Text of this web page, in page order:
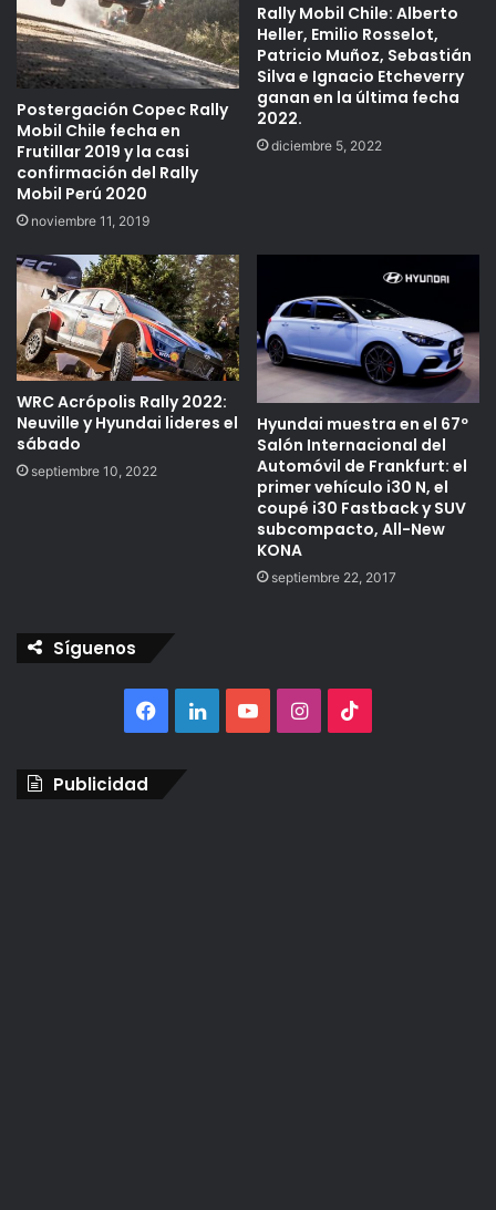
Postergación Copec Rally
Mobil Chile fecha en
Frutillar 2019 y la casi
confirmación del Rally
Mobil Perú 2020
noviembre 11, 2019
Rally Mobil Chile: Alberto
Heller, Emilio Rosselot,
Patricio Muñoz, Sebastián
Silva e Ignacio Etcheverry
ganan en la última fecha
2022.
diciembre 5, 2022
WRC Acrópolis Rally 2022:
Neuville y Hyundai lideres el
sábado
septiembre 10, 2022
Hyundai muestra en el 67º
Salón Internacional del
Automóvil de Frankfurt: el
primer vehículo i30 N, el
coupé i30 Fastback y SUV
subcompacto, All-New
KONA
septiembre 22, 2017
Síguenos
Facebook
LinkedInYouTubeInstagram
Publicidad